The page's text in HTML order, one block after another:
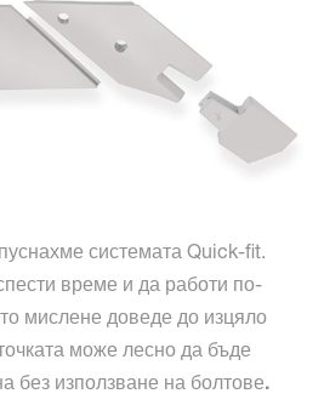
системата Quick-fit.
време и да работи по-
мислене доведе до изцяло
може лесно да бъде
без използване на болтове.